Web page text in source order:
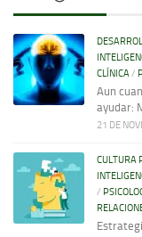
CLÍNICA/
Aun
ayudar:
21 DE
CULTURA
/